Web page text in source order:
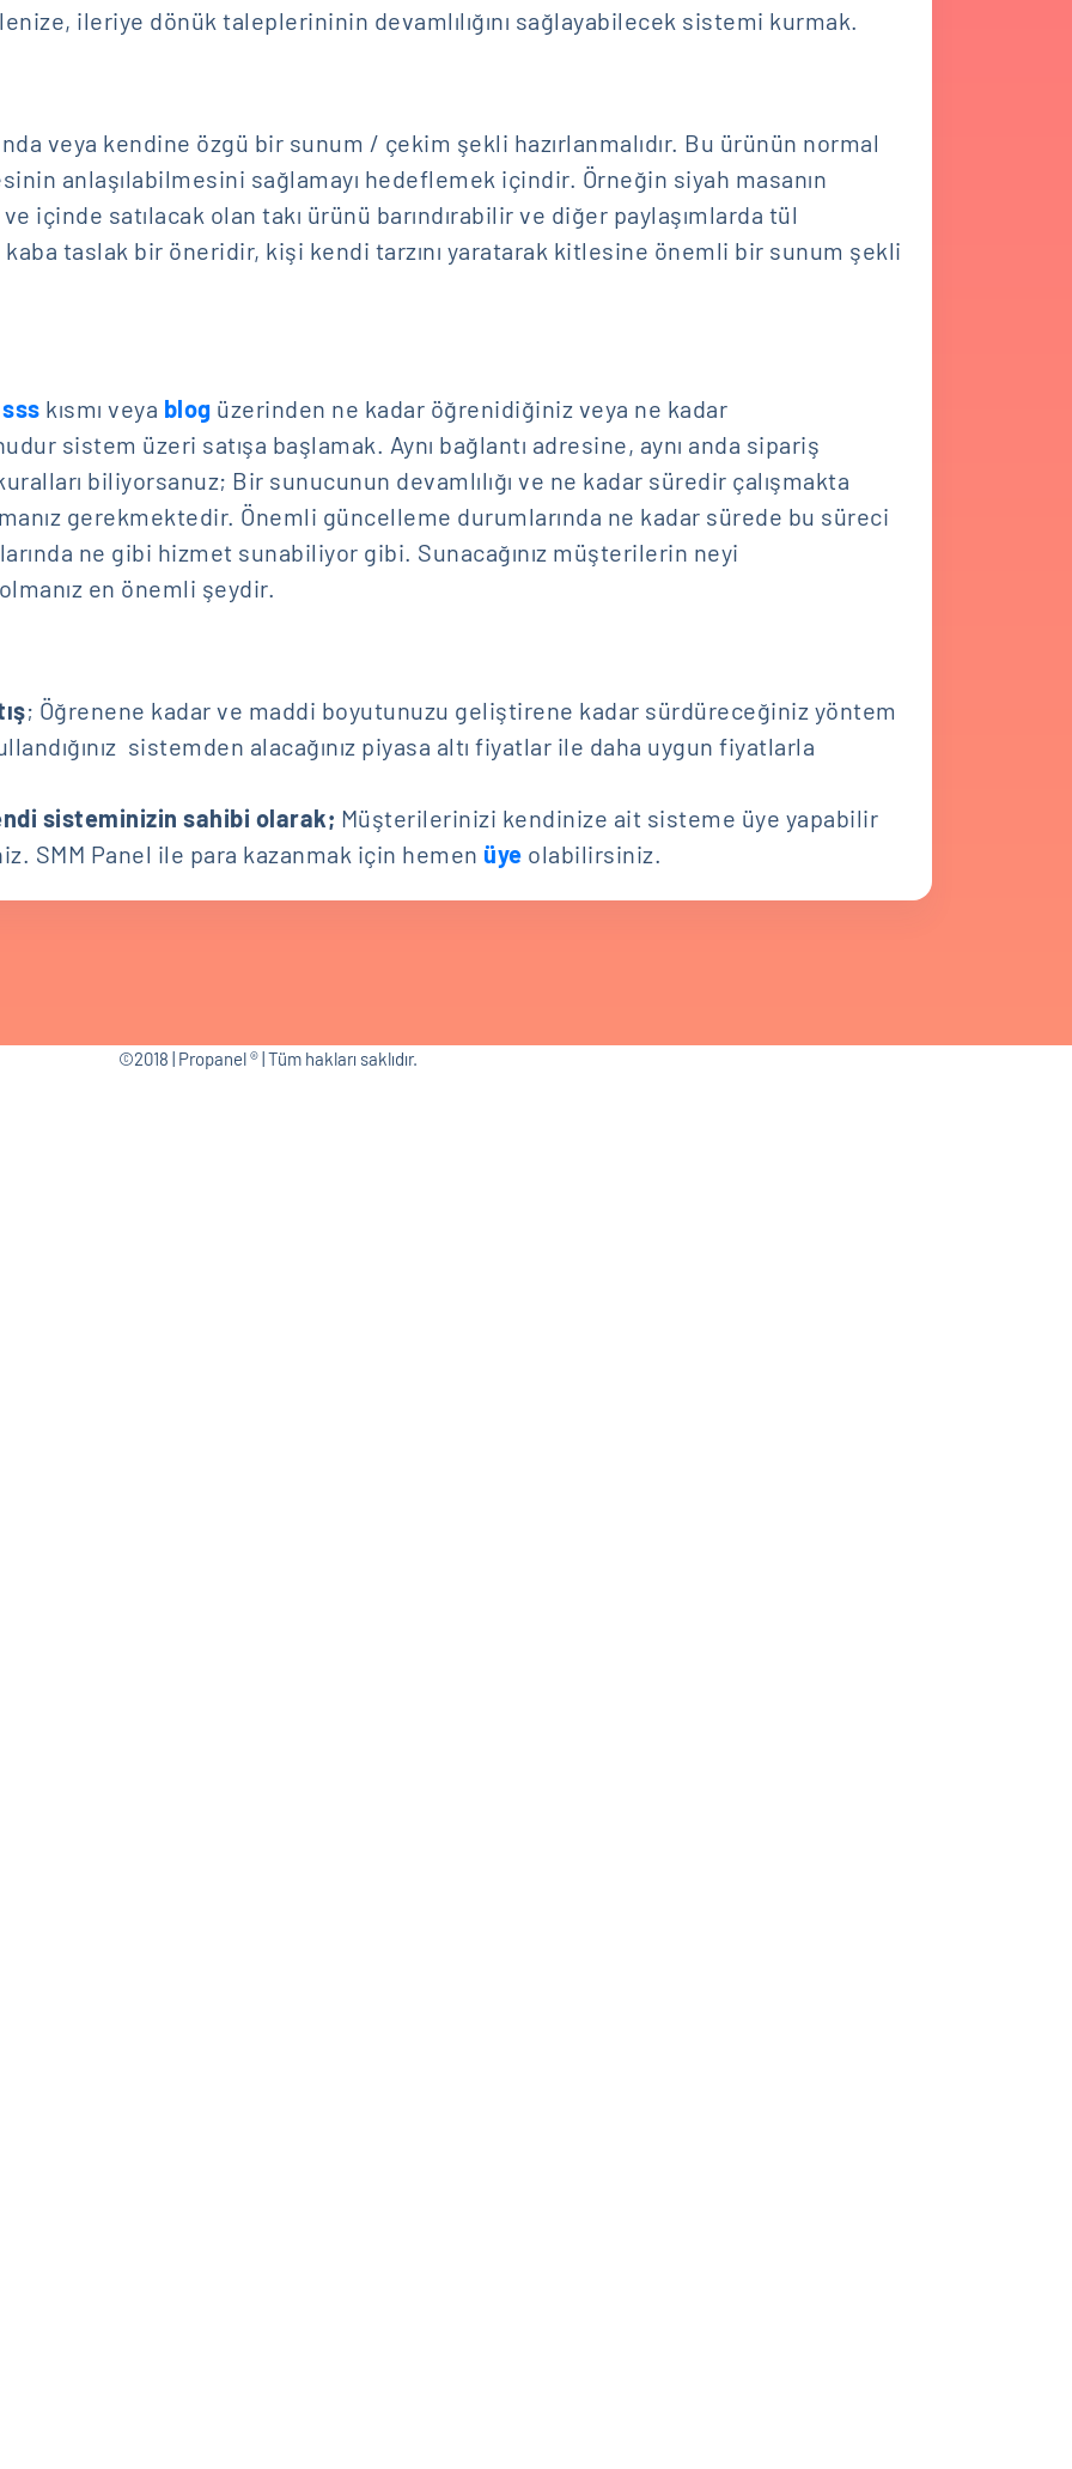
ileriye dönük taleplerininin devamlılığını sağlayabilecek sistemi kurmak.
veya kendine özgü bir sunum / çekim şekli hazırlanmalıdır. Bu ürünün normal
anlaşılabilmesini sağlamayı hedeflemek içindir. Örneğin siyah masanın
içinde satılacak olan takı ürünü barındırabilir ve diğer paylaşımlarda tül
taslak bir öneridir, kişi kendi tarzını yaratarak kitlesine önemli bir sunum şekli
sss kısmı veya blog üzerinden ne kadar öğrenidiğiniz veya ne kadar
sistem üzeri satışa başlamak. Aynı bağlantı adresine, aynı anda sipariş
biliyorsanuz; Bir sunucunun devamlılığı ve ne kadar süredir çalışmakta
gerekmektedir. Önemli güncelleme durumlarında ne kadar sürede bu süreci
ne gibi hizmet sunabiliyor gibi. Sunacağınız müşterilerin neyi
en önemli şeydir.
; Öğrenene kadar ve maddi boyutunuzu geliştirene kadar sürdüreceğiniz yöntem
sistemden alacağınız piyasa altı fiyatlar ile daha uygun fiyatlarla
sisteminizin sahibi olarak; Müşterilerinizi kendinize ait sisteme üye yapabilir
SMM Panel ile para kazanmak için hemen üye olabilirsiniz.
©2018 | Propanel ® | Tüm hakları saklıdır.